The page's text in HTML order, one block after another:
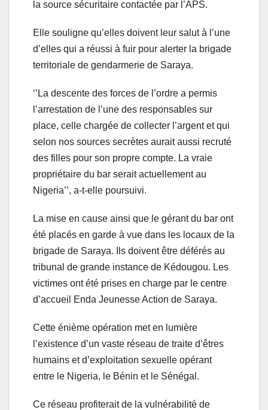
la source sécuritaire contactée par l’APS.
Elle souligne qu’elles doivent leur salut à l’une
d’elles qui a réussi à fuir pour alerter la brigade
territoriale de gendarmerie de Saraya.
‘’La descente des forces de l’ordre a permis
l’arrestation de l’une des responsables sur
place, celle chargée de collecter l’argent et qui
selon nos sources secrètes aurait aussi recruté
des filles pour son propre compte. La vraie
propriétaire du bar serait actuellement au
Nigeria’’, a-t-elle poursuivi.
La mise en cause ainsi que le gérant du bar ont
été placés en garde à vue dans les locaux de la
brigade de Saraya. Ils doivent être déférés au
tribunal de grande instance de Kédougou. Les
victimes ont été prises en charge par le centre
d’accueil Enda Jeunesse Action de Saraya.
Cette énième opération met en lumière
l’existence d’un vaste réseau de traite d’êtres
humains et d’exploitation sexuelle opérant
entre le Nigeria, le Bénin et le Sénégal.
Ce réseau profiterait de la vulnérabilité de